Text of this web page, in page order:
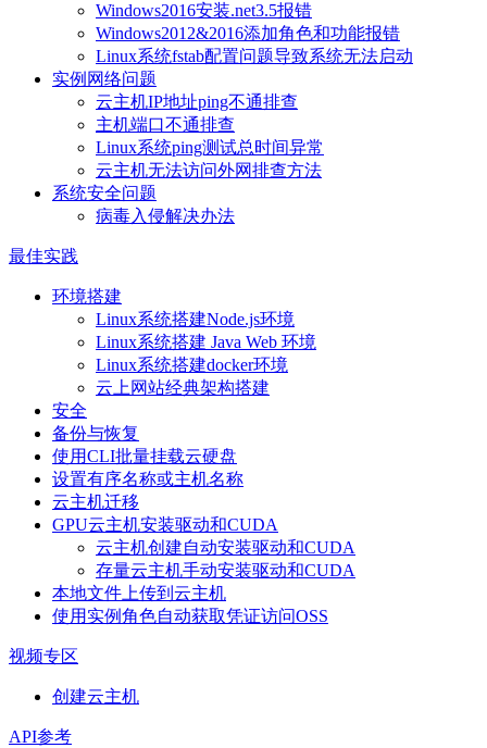
Windows2016安装.net3.5报错
Windows2012&2016添加角色和功能报错
Linux系统fstab配置问题导致系统无法启动
实例网络问题
云主机IP地址ping不通排查
主机端口不通排查
Linux系统ping测试总时间异常
云主机无法访问外网排查方法
系统安全问题
病毒入侵解决办法
最佳实践
环境搭建
Linux系统搭建Node.js环境
Linux系统搭建 Java Web 环境
Linux系统搭建docker环境
云上网站经典架构搭建
安全
备份与恢复
使用CLI批量挂载云硬盘
设置有序名称或主机名称
云主机迁移
GPU云主机安装驱动和CUDA
云主机创建自动安装驱动和CUDA
存量云主机手动安装驱动和CUDA
本地文件上传到云主机
使用实例角色自动获取凭证访问OSS
视频专区
创建云主机
API参考